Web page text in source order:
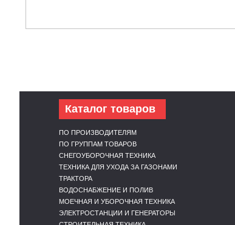
Каталог товаров
ПО ПРОИЗВОДИТЕЛЯМ
ПО ГРУППАМ ТОВАРОВ
СНЕГОУБОРОЧНАЯ ТЕХНИКА
ТЕХНИКА ДЛЯ УХОДА ЗА ГАЗОНАМИ
ТРАКТОРА
ВОДОСНАБЖЕНИЕ И ПОЛИВ
МОЕЧНАЯ И УБОРОЧНАЯ ТЕХНИКА
ЭЛЕКТРОСТАНЦИИ И ГЕНЕРАТОРЫ